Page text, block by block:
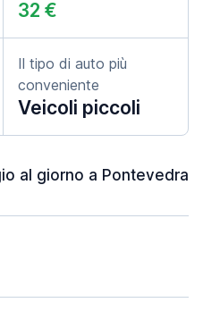
32 €
Il tipo di auto più
conveniente
Veicoli piccoli
al giorno a Pontevedra